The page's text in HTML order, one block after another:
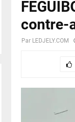
contre-
Par LEDJELY.COM